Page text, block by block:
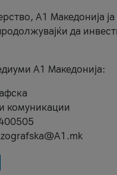
A1 Македонија
да
А1 Македонија:
комуникации